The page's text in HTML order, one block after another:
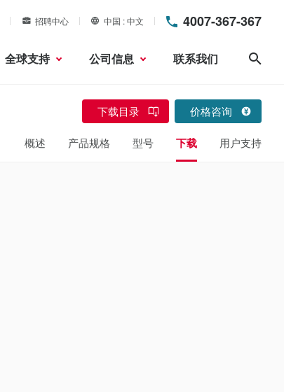
招聘中心 中国 中文 4007-367-367
全球支持 公司信息 联系我们
下载目录 价格咨询
概述 产品规格 型号 下载 用户支持